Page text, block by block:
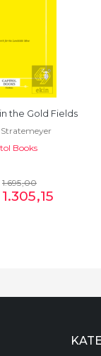
the Gold Fields
Books
1.695,00
1.305,15